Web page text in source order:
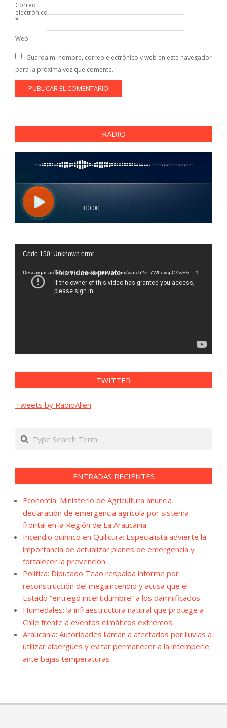
Correo
electrónico
*
Web
Guarda mi nombre, correo electrónico y web en este navegador
para la próxima vez que comente.
RADIO
Reproductor
vídeo
Code 150: Unknown error.
Descargar archivo: https://www.youtube.com/watch?v=7WLuvspCYwE&_=1
TWITTER
Tweets by RadioAllen
Search
ENTRADAS RECIENTES
Economía: Ministerio de Agricultura anuncia
declaración de emergencia agrícola por sistema
frontal en la Región de La Araucanía
Incendio químico en Quilicura: Especialista advierte la
importancia de actualizar planes de emergencia y
fortalecer la prevención
Política: Diputado Teao respalda informe por
reconstrucción del megaincendio y acusa que el
Estado “entregó incertidumbre” a los damnificados
Humedales: la infraestructura natural que protege a
Chile frente a eventos climáticos extremos
Araucanía: Autoridades llaman a afectados por lluvias a
utilizar albergues y evitar permanecer a la intemperie
ante bajas temperaturas